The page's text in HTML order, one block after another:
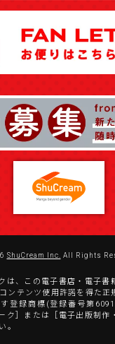
ShuCream Inc. All Rights
は、この電子書店・電子書
ンテンツ使用許諾を得た正
す登録商標(登録番号第
ク］または［電子出版制作
。